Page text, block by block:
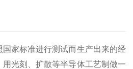
家标准进行测试而生产出来的经
光刻、扩散等半导体工艺制做一